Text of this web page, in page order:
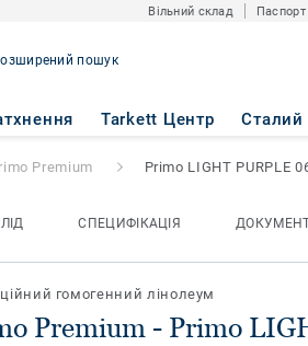
Вільний склад
пошук
Tarkett Центр Сталий
0635
Premium Primo LIGHT PURPLE
СПЕЦИФІКАЦІЯ
гомогенний лінолеум
Premium - Primo